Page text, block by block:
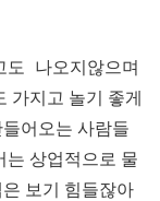
도 나오지않으며
가지고 놀기 좋게
어오는 사람들
는 상업적으로 물
보기 힘들잖아